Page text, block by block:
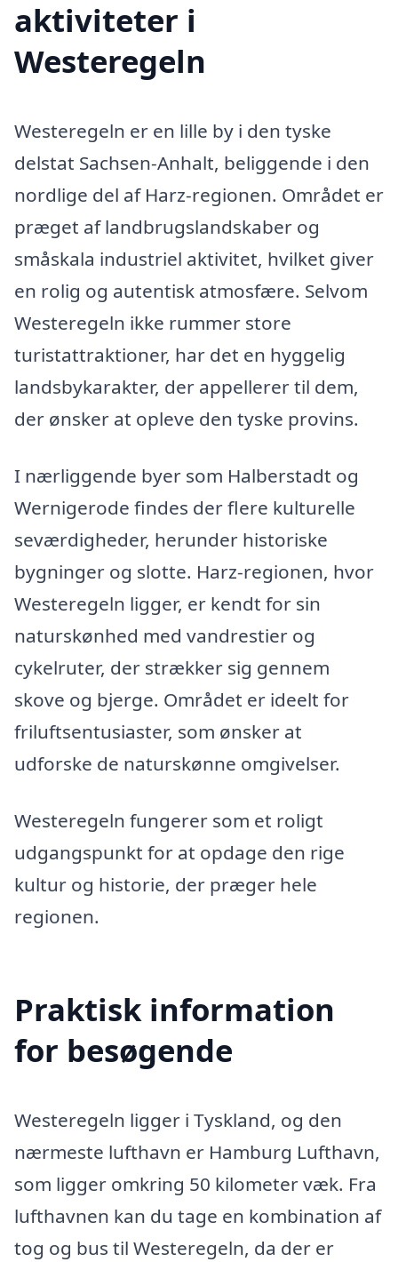
aktiviteter i
Westeregeln
Westeregeln er en lille by i den tyske
delstat Sachsen-Anhalt, beliggende i den
nordlige del af Harz-regionen. Området er
præget af landbrugslandskaber og
småskala industriel aktivitet, hvilket giver
en rolig og autentisk atmosfære. Selvom
Westeregeln ikke rummer store
turistattraktioner, har det en hyggelig
landsbykarakter, der appellerer til dem,
der ønsker at opleve den tyske provins.
I nærliggende byer som Halberstadt og
Wernigerode findes der flere kulturelle
seværdigheder, herunder historiske
bygninger og slotte. Harz-regionen, hvor
Westeregeln ligger, er kendt for sin
naturskønhed med vandrestier og
cykelruter, der strækker sig gennem
skove og bjerge. Området er ideelt for
friluftsentusiaster, som ønsker at
udforske de naturskønne omgivelser.
Westeregeln fungerer som et roligt
udgangspunkt for at opdage den rige
kultur og historie, der præger hele
regionen.
Praktisk information
for besøgende
Westeregeln ligger i Tyskland, og den
nærmeste lufthavn er Hamburg Lufthavn,
som ligger omkring 50 kilometer væk. Fra
lufthavnen kan du tage en kombination af
tog og bus til Westeregeln, da der er